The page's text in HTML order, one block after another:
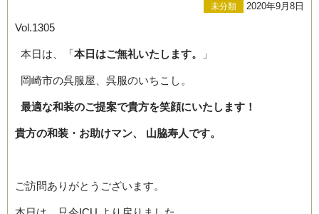
未分類 2020年9月8日
Vol.1305
本日は、「本日はご無礼いたします。 」
岡崎市の呉服屋、呉服のいちこし。
最適な和装のご提案で貴方を笑顔にいたします！
貴方の和装・お助けマン、 山脇寿人です。
ご訪問ありがとうございます。